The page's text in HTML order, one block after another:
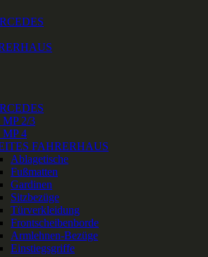
2/3
4
FAHRERHAUS
Ablagetische
Fußmatten
Gardinen
Sitzbezüge
Türverkleidung
Frontscheibenborde
Armlehnen-Bezüge
Einstiegsgriffe